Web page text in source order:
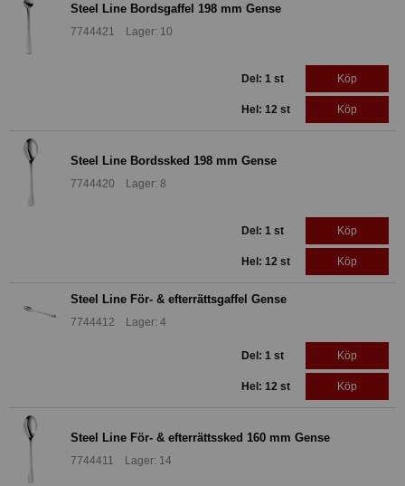
Steel Line Bordsgaffel 198 mm Gense
7744421 Lager: 10
Del: 1 st Köp
Hel: 12 st Köp
Steel Line Bordssked 198 mm Gense
7744420 Lager: 8
Del: 1 st Köp
Hel: 12 st Köp
Steel Line För- & efterrättsgaffel Gense
7744412 Lager: 4
Del: 1 st Köp
Hel: 12 st Köp
Steel Line För- & efterrättssked 160 mm Gense
7744411 Lager: 14